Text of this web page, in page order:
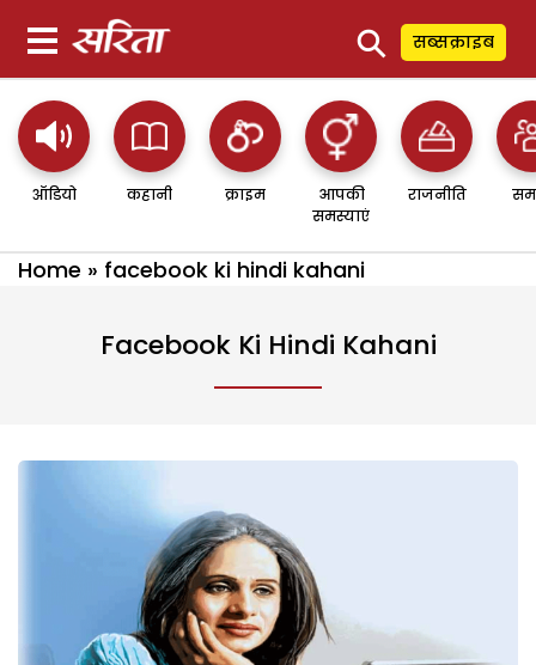
⚲ सब्सक्राइब
ऑडियो कहानी क्राइम
आपकी
समस्याएं
राजनीति
Home » facebook ki hindi kahani
Facebook Ki Hindi Kahani